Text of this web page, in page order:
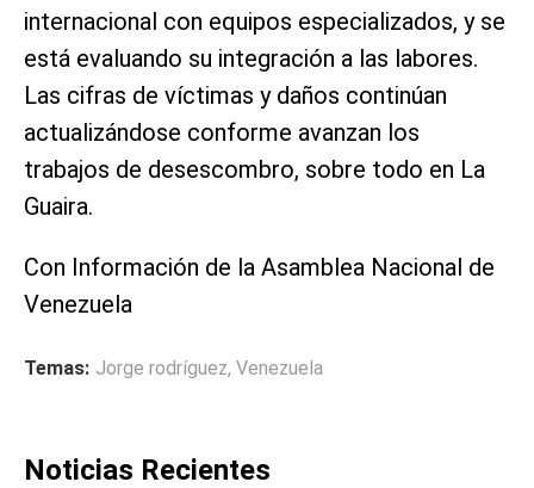
internacional con equipos especializados, y se
está evaluando su integración a las labores.
Las cifras de víctimas y daños continúan
actualizándose conforme avanzan los
trabajos de desescombro, sobre todo en La
Guaira.
Con Información de la Asamblea Nacional de
Venezuela
Temas: Jorge rodríguez, Venezuela
Noticias Recientes